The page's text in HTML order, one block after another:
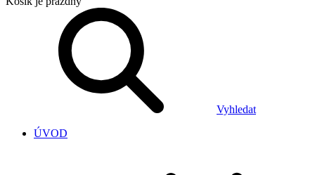
Vyhledat
ÚVOD